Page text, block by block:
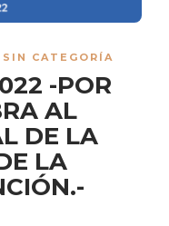
SIN CATEGORÍA
-POR
AL
DE LA
LA